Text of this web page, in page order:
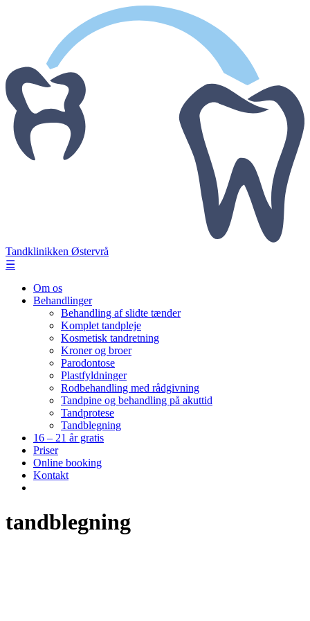
Tandklinikken Østervrå
☰
Om os
Behandlinger
Behandling af slidte tænder
Komplet tandpleje
Kosmetisk tandretning
Kroner og broer
Parodontose
Plastfyldninger
Rodbehandling med rådgivning
Tandpine og behandling på akuttid
Tandprotese
Tandblegning
16 – 21 år gratis
Priser
Online booking
Kontakt
tandblegning